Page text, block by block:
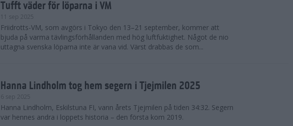
Tufft väder för löparna i VM
11 sep 2025
Friidrotts-VM, som avgörs i Tokyo den 13–21 september, kommer att
bjuda på varma tävlingsförhållanden med hög luftfuktighet. Något de nio
uttagna svenska löparna inte är vana vid. Värst drabbas de som...
Hanna Lindholm tog hem segern i Tjejmilen 2025
6 sep 2025
Hanna Lindholm, Eskilstuna FI, vann årets Tjejmilen på tiden 34:32. Segern
var hennes andra i loppets historia – den första kom 2019.